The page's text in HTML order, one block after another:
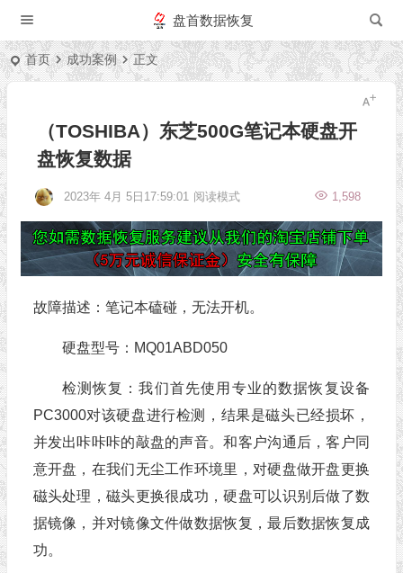
盘首数据恢复
首页 成功案例 正文
（TOSHIBA）东芝500G笔记本硬盘开
盘恢复数据
2023年 4月 5日17:59:01 1,598
阅读模式
故障描述：笔记本磕碰，无法开机。
硬盘型号：MQ01ABD050
检测恢复：我们首先使用专业的数据恢复设备
PC3000对该硬盘进行检测，结果是磁头已经损坏，
并发出咔咔咔的敲盘的声音。和客户沟通后，客户同
意开盘，在我们无尘工作环境里，对硬盘做开盘更换
磁头处理，磁头更换很成功，硬盘可以识别后做了数
据镜像，并对镜像文件做数据恢复，最后数据恢复成
功。